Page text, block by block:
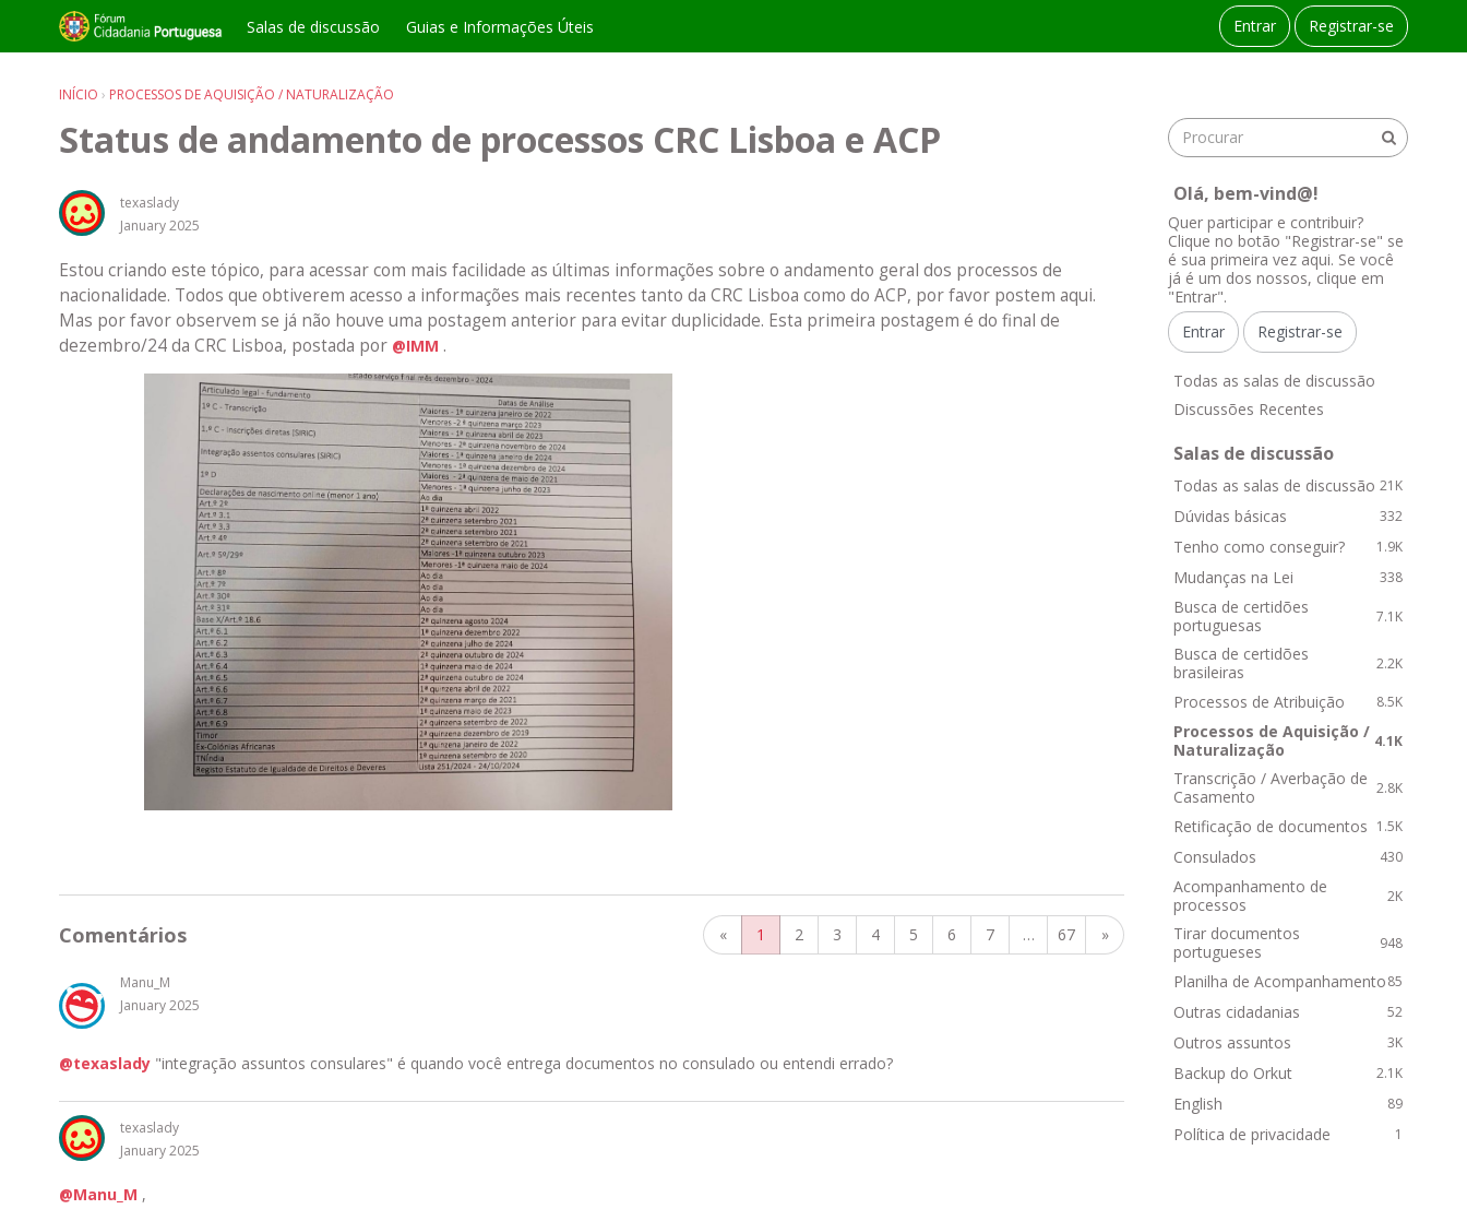
Salas de discussão Guias e Informações Úteis Entrar Registrar-se
INÍCIO › PROCESSOS DE AQUISIÇÃO / NATURALIZAÇÃO
Status de andamento de processos CRC Lisboa e ACP
texaslady
January 2025
Estou criando este tópico, para acessar com mais facilidade as últimas informações sobre o andamento geral dos processos de
nacionalidade. Todos que obtiverem acesso a informações mais recentes tanto da CRC Lisboa como do ACP, por favor postem aqui.
Mas por favor observem se já não houve uma postagem anterior para evitar duplicidade. Esta primeira postagem é do final de
dezembro/24 da CRC Lisboa, postada por @IMM .
« 1 2 3 4 5 6 7 … 67 »
Comentários
Manu_M
January 2025
@texaslady "integração assuntos consulares" é quando você entrega documentos no consulado ou entendi errado?
texaslady
January 2025
@Manu_M ,
Olá, bem-vind@!
Quer participar e contribuir?
Clique no botão "Registrar-se" se
é sua primeira vez aqui. Se você
já é um dos nossos, clique em
"Entrar".
Entrar
Registrar-se
L
k
R
á
p
o
s
Todas as salas de discussão
Discussões Recentes
Salas de discussão
21K
Todas as salas de discussão
332
Dúvidas básicas
1.9K
Tenho como conseguir?
338
Mudanças na Lei
7.1K
Busca de certidões
portuguesas
2.2K
Busca de certidões
brasileiras
8.5K
Processos de Atribuição
4.1K
Processos de Aquisição /
Naturalização
2.8K
Transcrição / Averbação de
Casamento
1.5K
Retificação de documentos
430
Consulados
2K
Acompanhamento de
processos
948
Tirar documentos
portugueses
85
Planilha de Acompanhamento
52
Outras cidadanias
3K
Outros assuntos
2.1K
Backup do Orkut
89
English
1
Política de privacidade